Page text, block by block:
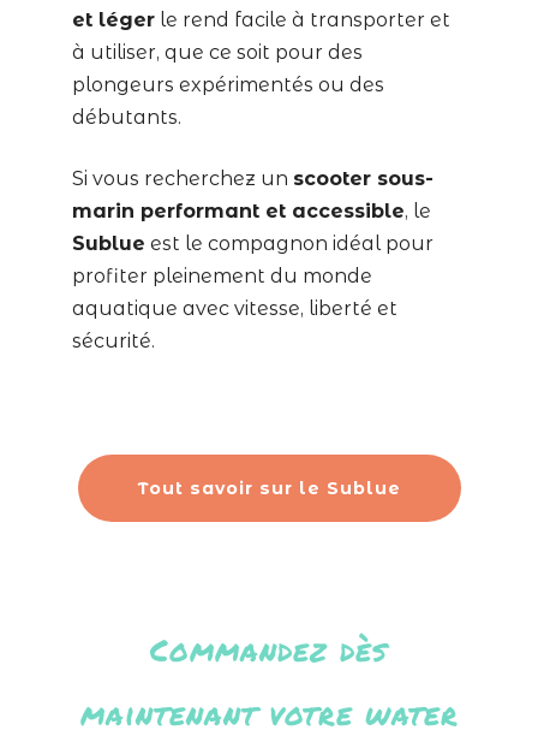
et léger le rend facile à transporter et
à utiliser, que ce soit pour des
plongeurs expérimentés ou des
débutants.
Si vous recherchez un scooter sous-
marin performant et accessible, le
Sublue est le compagnon idéal pour
profiter pleinement du monde
aquatique avec vitesse, liberté et
sécurité.
Tout savoir sur le Sublue
Commandez dès
maintenant votre water